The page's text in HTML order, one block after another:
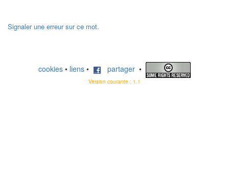
Signaler une erreur sur ce mot.
cookies • liens • partager •
Version courante : 1.1